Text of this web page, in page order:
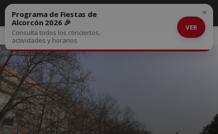
Inicio Comercios y negocios
Programa de Fiestas de
Alcorcón 2026 🎉
Consulta todos los conciertos,
actividades y horarios
VER
×